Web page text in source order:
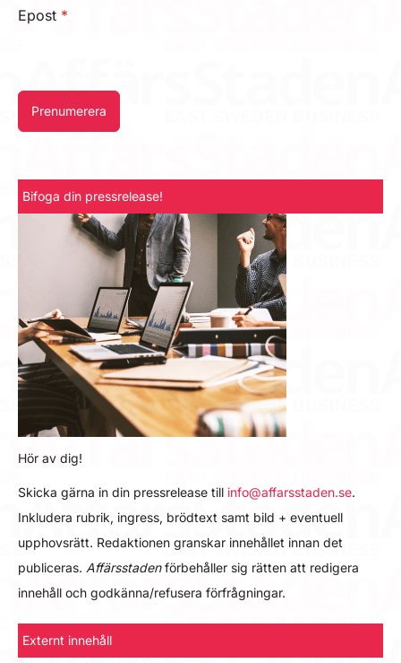
Epost *
Prenumerera
Bifoga din pressrelease!
Hör av dig!
Skicka gärna in din pressrelease till info@affarsstaden.se.
Inkludera rubrik, ingress, brödtext samt bild + eventuell
upphovsrätt. Redaktionen granskar innehållet innan det
publiceras. Affärsstadenförbehåller sig rätten att redigera
innehåll och godkänna/refusera förfrågningar.
Externt innehåll